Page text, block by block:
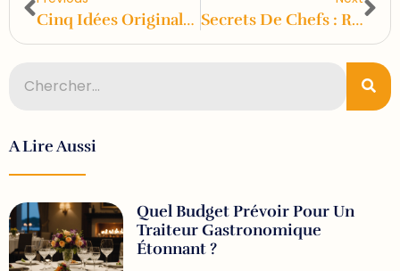
Cinq Idées Originales Pour Un Mariage Gourmand Qui Épate Vos Invités Secrets De Chefs : Réussissez Vos Repas Avec Un Traiteur À Domicile
A Lire Aussi
Quel Budget Prévoir Pour Un
Traiteur Gastronomique
Étonnant ?